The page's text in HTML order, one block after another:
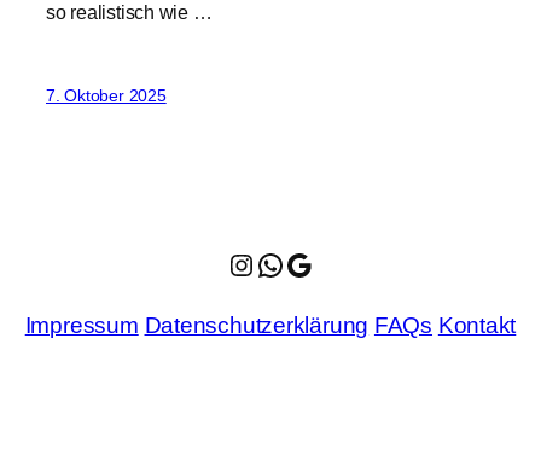
so realistisch wie …
7. Oktober 2025
Instagram
WhatsApp
Google Maps
Impressum Datenschutzerklärung FAQs Kontakt